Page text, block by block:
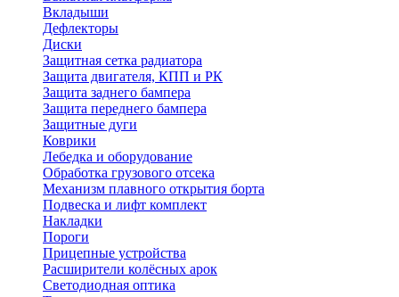
Вкладыши
Дефлекторы
Диски
Защитная сетка радиатора
Защита двигателя, КПП и РК
Защита заднего бампера
Защита переднего бампера
Защитные дуги
Коврики
Лебедка и оборудование
Обработка грузового отсека
Механизм плавного открытия борта
Подвеска и лифт комплект
Накладки
Пороги
Прицепные устройства
Расширители колёсных арок
Светодиодная оптика